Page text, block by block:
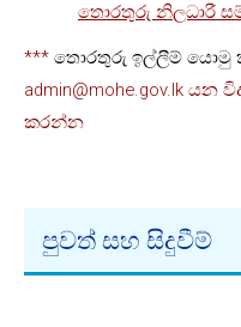
තොරතුරු නිලධාරී
*** තොරතුරු ඉල්ලීම් යොමු
admin@mohe.gov.lk යන
කරන්න
පුවත් සහ සිදුවීම්